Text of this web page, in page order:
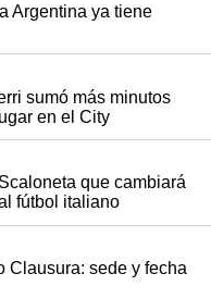
Argentina ya tiene
sumó más minutos
en el City
que cambiará
fútbol italiano
Clausura: sede y fecha